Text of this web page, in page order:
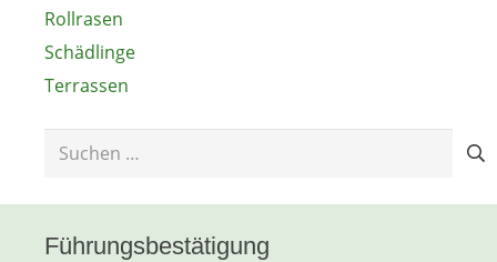
Rollrasen
Schädlinge
Terrassen
Suchen
Führungsbestätigung